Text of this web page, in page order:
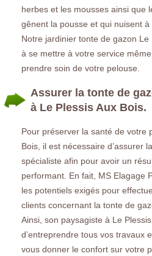
herbes et les mousses ainsi que
gênent la pousse et qui nuisent à
Notre jardinier tonte de gazon Le
à se mettre à votre service
prendre soin de votre pelouse.
Assurer la tonte de
à Le Plessis Aux Bois.
Pour préserver la santé de votre
Bois, il est nécessaire d’assurer
spécialiste afin pour avoir un
performant. En fait, MS Elagage
les potentiels exigés pour
clients concernant la tonte de
Ainsi, son paysagiste à Le
d’entreprendre tous vos travaux
vous donner le confort sur votre